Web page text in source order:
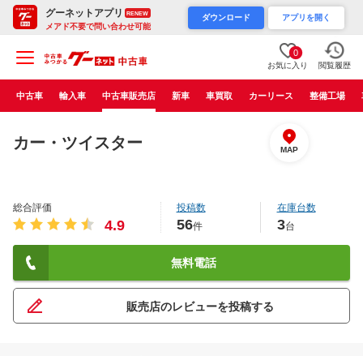
グーネットアプリ RENEW
メアド不要で問い合わせ可能
ダウンロード アプリを開く
0
お気に入り 閲覧履歴
中古車 輸入車 中古車販売店 新車 車買取 カーリース 整備工場
カー・ツイスター MAP
総合評価
4.9
投稿数
56件
在庫台数
3台
無料電話
販売店のレビューを投稿する